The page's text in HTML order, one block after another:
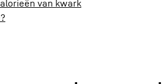
van kwark